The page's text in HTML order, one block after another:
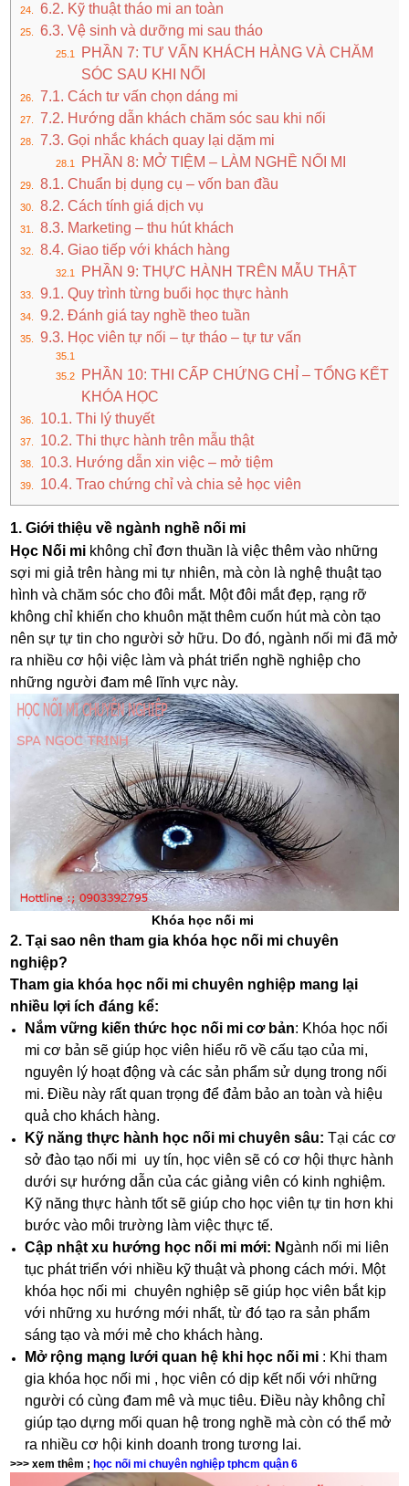
6.2. Kỹ thuật tháo mi an toàn
6.3. Vệ sinh và dưỡng mi sau tháo
PHẦN 7: TƯ VẤN KHÁCH HÀNG VÀ CHĂM
SÓC SAU KHI NỐI
7.1. Cách tư vấn chọn dáng mi
7.2. Hướng dẫn khách chăm sóc sau khi nối
7.3. Gọi nhắc khách quay lại dặm mi
PHẦN 8: MỞ TIỆM – LÀM NGHỀ NỐI MI
8.1. Chuẩn bị dụng cụ – vốn ban đầu
8.2. Cách tính giá dịch vụ
8.3. Marketing – thu hút khách
8.4. Giao tiếp với khách hàng
PHẦN 9: THỰC HÀNH TRÊN MẪU THẬT
9.1. Quy trình từng buổi học thực hành
9.2. Đánh giá tay nghề theo tuần
9.3. Học viên tự nối – tự tháo – tự tư vấn
PHẦN 10: THI CẤP CHỨNG CHỈ – TỔNG KẾT
KHÓA HỌC
10.1. Thi lý thuyết
10.2. Thi thực hành trên mẫu thật
10.3. Hướng dẫn xin việc – mở tiệm
10.4. Trao chứng chỉ và chia sẻ học viên
1. Giới thiệu về ngành nghề nối mi
Học Nối mi không chỉ đơn thuần là việc thêm vào những
sợi mi giả trên hàng mi tự nhiên, mà còn là nghệ thuật tạo
hình và chăm sóc cho đôi mắt. Một đôi mắt đẹp, rạng rỡ
không chỉ khiến cho khuôn mặt thêm cuốn hút mà còn tạo
nên sự tự tin cho người sở hữu. Do đó, ngành nối mi đã mở
ra nhiều cơ hội việc làm và phát triển nghề nghiệp cho
những người đam mê lĩnh vực này.
Khóa học nối mi
2. Tại sao nên tham gia khóa học nối mi chuyên
nghiệp?
Tham gia khóa học nối mi chuyên nghiệp mang lại
nhiều lợi ích đáng kể:
Nắm vững kiến thức học nối mi cơ bản: Khóa học nối
mi cơ bản sẽ giúp học viên hiểu rõ về cấu tạo của mi,
nguyên lý hoạt động và các sản phẩm sử dụng trong nối
mi. Điều này rất quan trọng để đảm bảo an toàn và hiệu
quả cho khách hàng.
Kỹ năng thực hành học nối mi chuyên sâu:Tại các cơ
sở đào tạo nối mi uy tín, học viên sẽ có cơ hội thực hành
dưới sự hướng dẫn của các giảng viên có kinh nghiệm.
Kỹ năng thực hành tốt sẽ giúp cho học viên tự tin hơn khi
bước vào môi trường làm việc thực tế.
Cập nhật xu hướng học nối mi mới: Ngành nối mi liên
tục phát triển với nhiều kỹ thuật và phong cách mới. Một
khóa học nối mi chuyên nghiệp sẽ giúp học viên bắt kịp
với những xu hướng mới nhất, từ đó tạo ra sản phẩm
sáng tạo và mới mẻ cho khách hàng.
Mở rộng mạng lưới quan hệ khi học nối mi : Khi tham
gia khóa học nối mi , học viên có dịp kết nối với những
người có cùng đam mê và mục tiêu. Điều này không chỉ
giúp tạo dựng mối quan hệ trong nghề mà còn có thể mở
ra nhiều cơ hội kinh doanh trong tương lai.
>>> xem thêm ; học nối mi chuyên nghiệp tphcm quận 6